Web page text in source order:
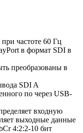
частоте 60 Гц
в формат SDI в
преобразованы в
SDI A
по через USB-
входную
выходные данные
4:2:2-10 бит